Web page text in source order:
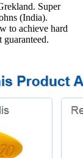
Super
(India).
to achieve hard